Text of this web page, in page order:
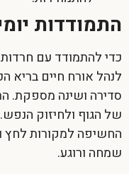
התמודדות
כדי להתמודד עם
לנהל אורח חיים בריא
סדירה ושינה מספקת.
של הגוף ולחיזוק
החשיפה למקורות לחץ
שמחה ורוגע.